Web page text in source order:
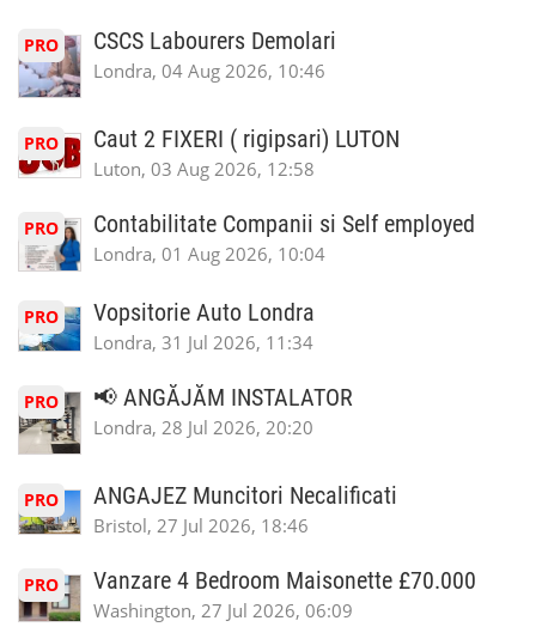
PRO CSCS Labourers Demolari
Londra, 04 Aug 2026, 10:46
PRO Caut 2 FIXERI ( rigipsari) LUTON
Luton, 03 Aug 2026, 12:58
PRO Contabilitate Companii si Self employed
Londra, 01 Aug 2026, 10:04
PRO Vopsitorie Auto Londra
Londra, 31 Jul 2026, 11:34
PRO 📢 ANGĂJĂM INSTALATOR
Londra, 28 Jul 2026, 20:20
PRO ANGAJEZ Muncitori Necalificati
Bristol, 27 Jul 2026, 18:46
PRO Vanzare 4 Bedroom Maisonette £70.000
Washington, 27 Jul 2026, 06:09